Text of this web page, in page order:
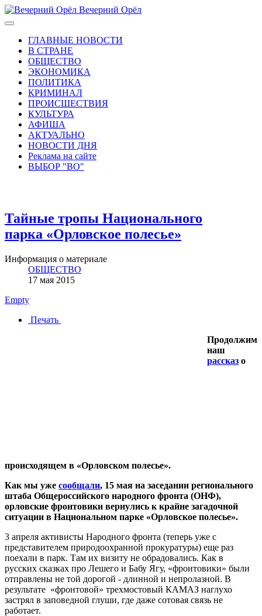
Вечерний Орёл
ГЛАВНЫЕ НОВОСТИ
В СТРАНЕ
ОБЩЕСТВО
ЭКОНОМИКА
ПОЛИТИКА
КРИМИНАЛ
ПРОИСШЕСТВИЯ
КУЛЬТУРА
АФИША
АКТУАЛЬНО
НОВОСТИ ДНЯ
Реклама на сайте
ВЫБОР "ВО"
Тайные тропы Национального
парка «Орловское полесье»
Информация о материале
ОБЩЕСТВО
17 мая 2015
Empty
Печать
Продолжим
наш
рассказ о
происходящем в «Орловском полесье».
Как мы уже сообщали, 15 мая на заседании регионального
штаба Общероссийского народного фронта (ОНФ),
орловские фронтовики вернулись к крайне загадочной
ситуации в Национальном парке «Орловское полесье».
3 апреля активисты Народного фронта (теперь уже с
представителем природоохранной прокуратуры) еще раз
поехали в парк. Там их визиту не обрадовались. Как в
русских сказках про Лешего и Бабу Ягу, «фронтовики» были
отправлены не той дорогой - длинной и непролазной. В
результате «фронтовой» трехмостовый КАМАЗ наглухо
застрял в заповедной глуши, где даже сотовая связь не
работает.